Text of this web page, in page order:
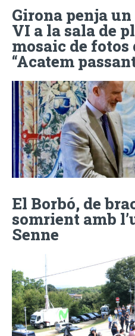
Girona penja
VI a la sala de
mosaic de fotos
“Acatem
El Borbó, de
somrient amb
Senne